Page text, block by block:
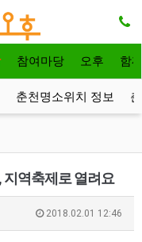
참여마당 오후 함
춘천명소위치 정보
역축제로 열려요
2018.02.01 12:46